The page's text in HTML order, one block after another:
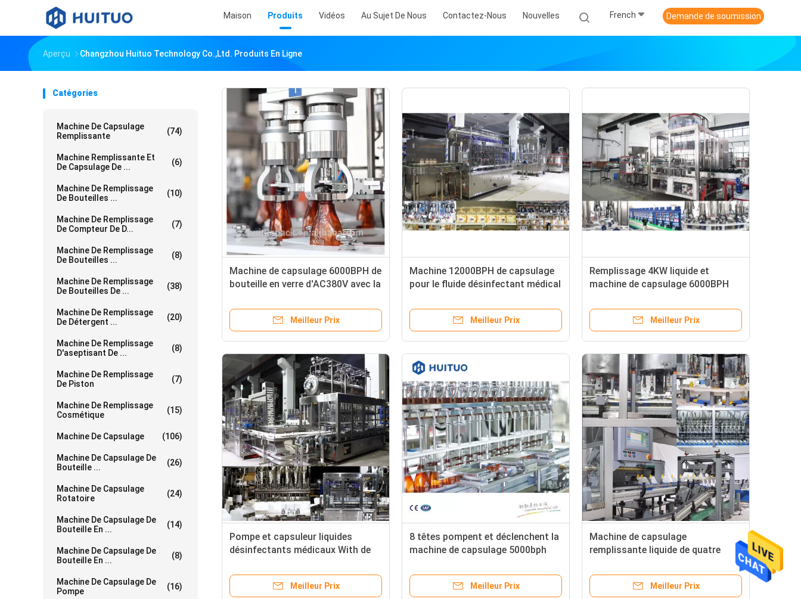
Maison Produits Vidéos Au Sujet De Nous Contactez-Nous Nouvelles French Demande de soumission
Aperçu Changzhou Huituo Technology Co.,ltd. Produits En Ligne
Catégories
Machine De Capsulage
Remplissante
(74)
Machine Remplissante Et
De Capsulage De ...
(6)
Machine De Remplissage
De Bouteilles ...
(10)
Machine De Remplissage
De Compteur De D...
(7)
Machine De Remplissage
De Bouteilles ...
(8)
Machine De Remplissage
De Bouteilles De ...
(38)
Machine De Remplissage
De Détergent ...
(20)
Machine De Remplissage
D'aseptisant De ...
(8)
Machine De Remplissage
De Piston
(7)
Machine De Remplissage
Cosmétique
(15)
Machine De Capsulage (106)
Machine De Capsulage De
Bouteille ...
(26)
Machine De Capsulage
Rotatoire
(24)
Machine De Capsulage De
Bouteille En ...
(14)
Machine De Capsulage De
Bouteille En ...
(8)
Machine De Capsulage De
Pompe
(16)
Machine de capsulage 6000BPH de
bouteille en verre d'AC380V avec la
Meilleur Prix
Machine 12000BPH de capsulage
pour le fluide désinfectant médical
Meilleur Prix
Remplissage 4KW liquide et
machine de capsulage 6000BPH
Meilleur Prix
Pompe et capsuleur liquides
désinfectants médicaux With de
Meilleur Prix
8 têtes pompent et déclenchent la
machine de capsulage 5000bph
Meilleur Prix
Machine de capsulage
remplissante liquide de quatre
toilette
Meilleur Prix